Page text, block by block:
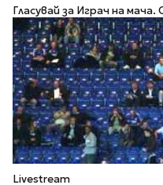
Гласувай за Играч на
Livestream